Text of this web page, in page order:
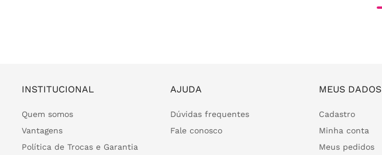
INSTITUCIONAL
Quem somos
Vantagens
Política de Trocas e Garantia
AJUDA
Dúvidas frequentes
Fale conosco
MEUS DADOS
Cadastro
Minha conta
Meus pedidos